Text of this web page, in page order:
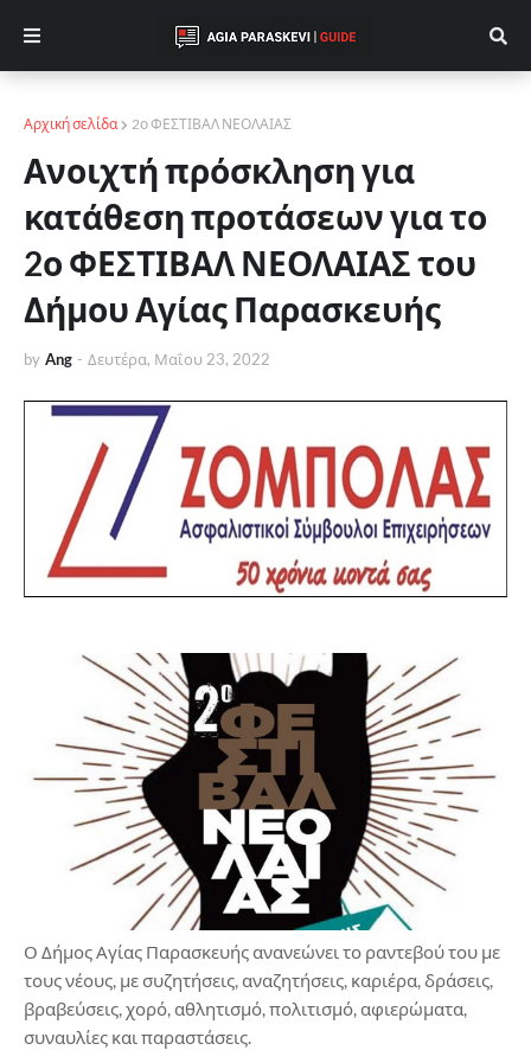
Αρχική σελίδα 2ο ΦΕΣΤΙΒΑΛ ΝΕΟΛΑΙΑΣ
Ανοιχτή πρόσκληση για
κατάθεση προτάσεων για το
2ο ΦΕΣΤΙΒΑΛ ΝΕΟΛΑΙΑΣ του
Δήμου Αγίας Παρασκευής
by Ang - Δευτέρα, Μαΐου 23, 2022
Ο Δήμος Αγίας Παρασκευής ανανεώνει το ραντεβού του με
τους νέους, με συζητήσεις, αναζητήσεις, καριέρα, δράσεις,
βραβεύσεις, χορό, αθλητισμό, πολιτισμό, αφιερώματα,
συναυλίες και παραστάσεις.